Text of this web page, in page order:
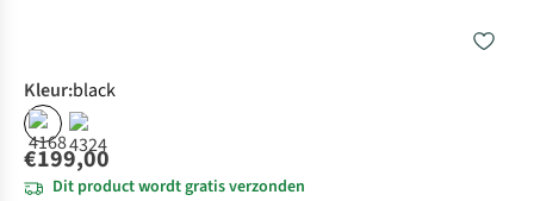
Kleur:black
€199,00
Dit product wordt gratis verzonden